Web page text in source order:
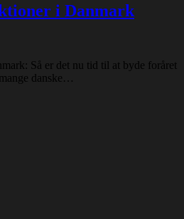
i Danmark
Så er det nu tid til at byde foråret
danske…